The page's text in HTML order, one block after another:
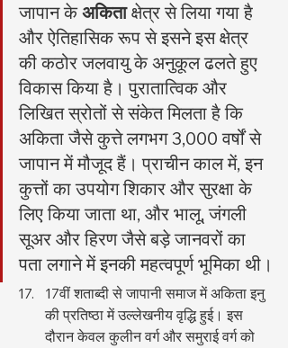
जापान के अकिता क्षेत्र से लिया गया है
और ऐतिहासिक रूप से इसने इस क्षेत्र
की कठोर जलवायु के अनुकूल ढलते हुए
विकास किया है। पुरातात्विक और
लिखित स्रोतों से संकेत मिलता है कि
अकिता जैसे कुत्ते लगभग 3,000 वर्षों से
जापान में मौजूद हैं। प्राचीन काल में, इन
कुत्तों का उपयोग शिकार और सुरक्षा के
लिए किया जाता था, और भालू, जंगली
सूअर और हिरण जैसे बड़े जानवरों का
पता लगाने में इनकी महत्वपूर्ण भूमिका थी।
17वीं शताब्दी से जापानी समाज में अकिता इनु
की प्रतिष्ठा में उल्लेखनीय वृद्धि हुई। इस
दौरान केवल कुलीन वर्ग और समुराई वर्ग को